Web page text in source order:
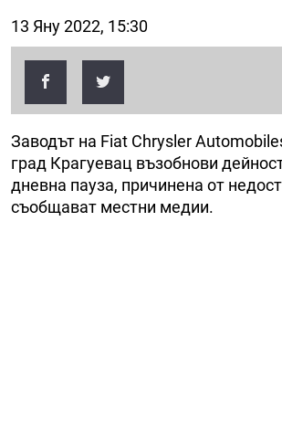
13 Яну 2022, 15:30
Заводът на Fiat Chrysler
град Крагуевац възобнови
дневна пауза, причинена от
съобщават местни медии.